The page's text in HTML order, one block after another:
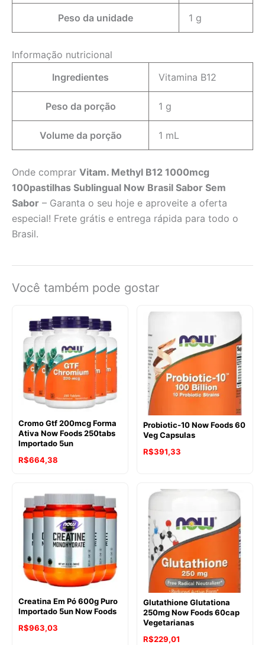
Peso da unidade 1 g
Informação nutricional
Ingredientes
Vitamina B12
Peso da porção 1 g
Volume da porção 1 mL
Onde comprar Vitam. Methyl B12 1000mcg
100pastilhas Sublingual Now Brasil Sabor Sem
Sabor – Garanta o seu hoje e aproveite a oferta
especial! Frete grátis e entrega rápida para todo o
Brasil.
Você também pode gostar
Cromo Gtf 200mcg Forma
Ativa Now Foods 250tabs
Importado 5un
R$664,38
Probiotic-10 Now Foods 60
Veg Capsulas
R$391,33
Creatina Em Pó 600g Puro
Importado 5un Now Foods
R$963,03
Glutathione Glutationa
250mg Now Foods 60cap
Vegetarianas
R$229,01